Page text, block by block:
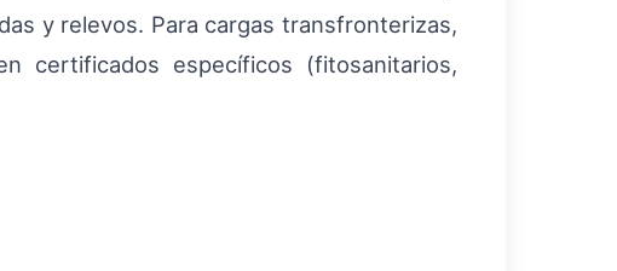
y relevos. Para cargas transfronterizas,
certificados específicos (fitosanitarios,